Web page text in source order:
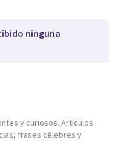
ninguna
y curiosos. Artículos
frases célebres y